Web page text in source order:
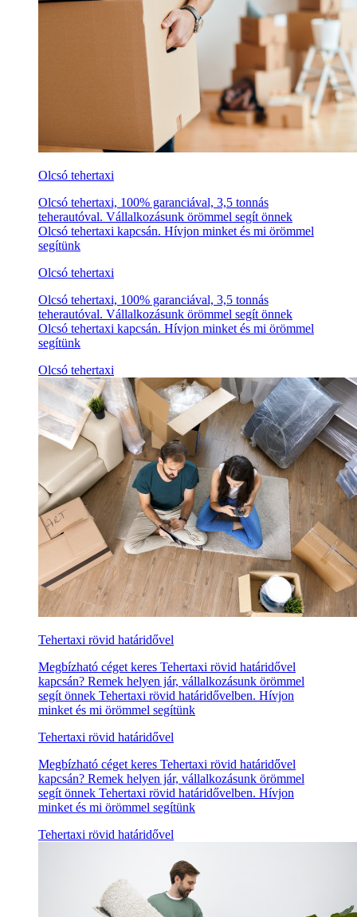
Olcsó tehertaxi
Olcsó tehertaxi, 100% garanciával, 3,5 tonnás
teherautóval. Vállalkozásunk örömmel segít önnek
Olcsó tehertaxi kapcsán. Hívjon minket és mi örömmel
segítünk
Olcsó tehertaxi
Olcsó tehertaxi, 100% garanciával, 3,5 tonnás
teherautóval. Vállalkozásunk örömmel segít önnek
Olcsó tehertaxi kapcsán. Hívjon minket és mi örömmel
segítünk
Olcsó tehertaxi
Tehertaxi rövid határidővel
Megbízható céget keres Tehertaxi rövid határidővel
kapcsán? Remek helyen jár, vállalkozásunk örömmel
segít önnek Tehertaxi rövid határidővelben. Hívjon
minket és mi örömmel segítünk
Tehertaxi rövid határidővel
Megbízható céget keres Tehertaxi rövid határidővel
kapcsán? Remek helyen jár, vállalkozásunk örömmel
segít önnek Tehertaxi rövid határidővelben. Hívjon
minket és mi örömmel segítünk
Tehertaxi rövid határidővel